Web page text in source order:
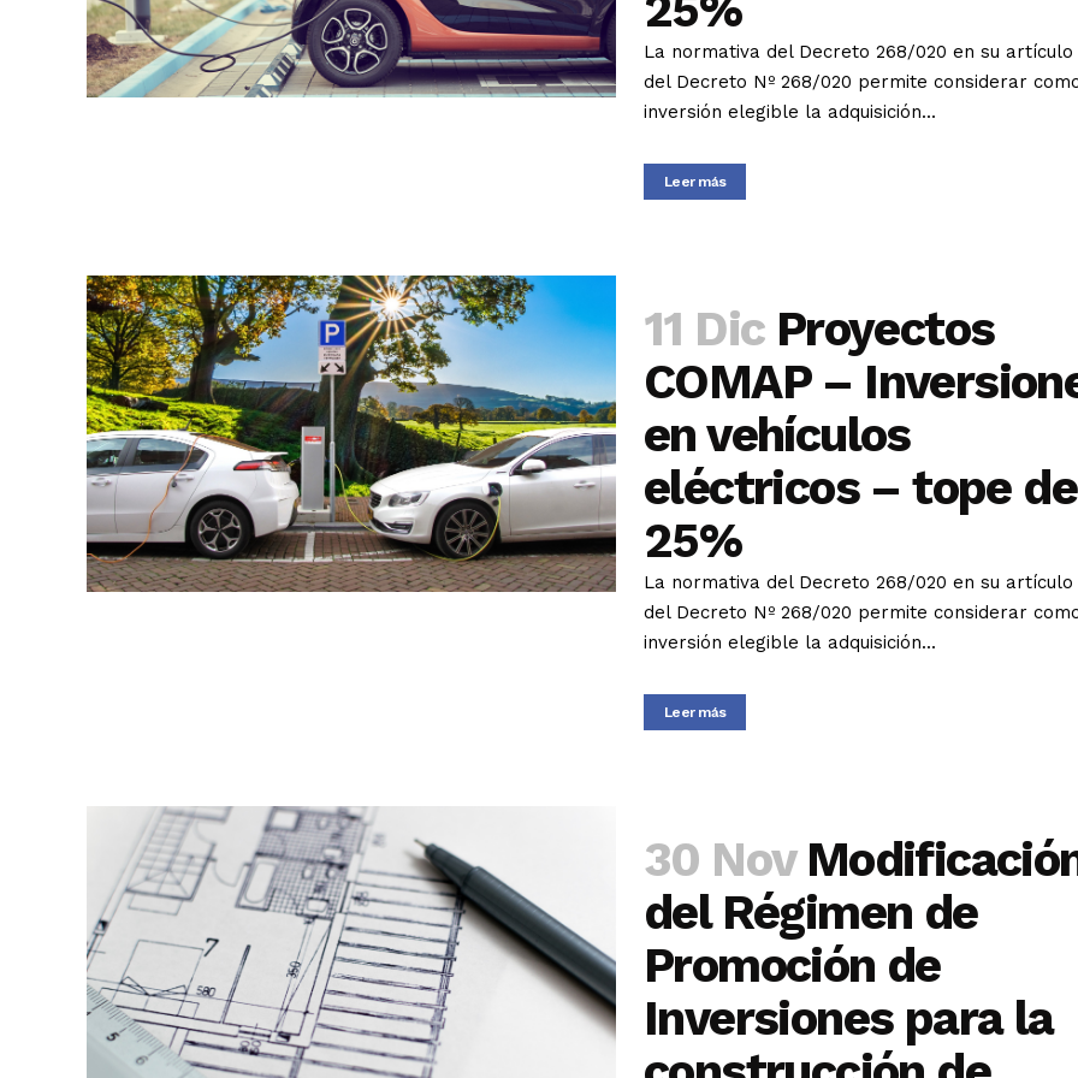
La normativa del Decreto 268/020 en su artículo
del Decreto Nº 268/020 permite considerar
inversión elegible la adquisición...
Leer más
11 Dic Proyectos
COMAP –
en vehículos
eléctricos – tope
25%
La normativa del Decreto 268/020 en su artículo
del Decreto Nº 268/020 permite considerar
inversión elegible la adquisición...
Leer más
30 Nov
del Régimen de
Promoción de
Inversiones para la